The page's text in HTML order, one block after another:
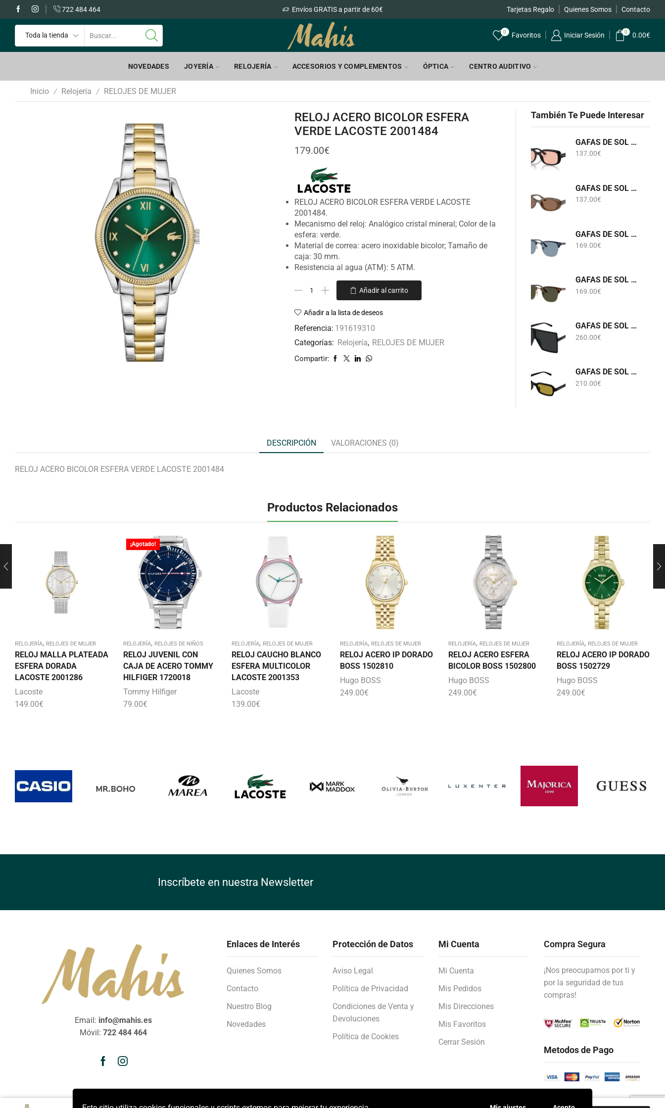
722 484 464
a partir de 60€ Envíos GRATIS a partir de 60€ Envíos GRATIS a
Tarjetas Regalo Quienes Somos Contacto
0 Favoritos Iniciar Sesión 0 0.00€
NOVEDADES JOYERÍA RELOJERÍA ACCESORIOS Y COMPLEMENTOS ÓPTICA CENTRO AUDITIVO
Inicio / Relojería / RELOJES DE MUJER
RELOJ ACERO BICOLOR ESFERA
VERDE LACOSTE 2001484
179.00€
RELOJ ACERO BICOLOR ESFERA VERDE LACOSTE
2001484.
Mecanismo del reloj: Analógico cristal mineral; Color de la
esfera: verde.
Material de correa: acero inoxidable bicolor; Tamaño de
caja: 30 mm.
Resistencia al agua (ATM): 5 ATM.
Añadir al carrito
Añadir a la lista de deseos
Referencia: 191619310
Categorías: Relojería, RELOJES DE MUJER
Compartir:
También Te Puede Interesar
GAFAS DE SOL RB 4421D 6677/84 RAY-BAN
137.00€
GAFAS DE SOL RB 4441D 6779/73 RAY-BAN
137.00€
GAFAS DE SOL RB 3016 CLUBMASTER 6879/56 RAY-BAN
169.00€
GAFAS DE SOL RB 3016 CLUBMASTER W0366 RAY-BAN
169.00€
GAFAS DE SOL SL 909 BETTY S 001 SAINT LAURENT
260.00€
GAFAS DE SOL SL 908 002 SAINT LAURENT
210.00€
DESCRIPCIÓN VALORACIONES (0)
RELOJ ACERO BICOLOR ESFERA VERDE LACOSTE 2001484
Productos Relacionados
RELOJERÍA, RELOJES DE MUJER
RELOJ MALLA PLATEADA
ESFERA DORADA
LACOSTE 2001286
Lacoste
149.00€
¡Agotado!
RELOJERÍA, RELOJES DE NIÑOS
RELOJ JUVENIL CON
CAJA DE ACERO TOMMY
HILFIGER 1720018
Tommy Hilfiger
79.00€
RELOJERÍA, RELOJES DE MUJER
RELOJ CAUCHO BLANCO
ESFERA MULTICOLOR
LACOSTE 2001353
Lacoste
139.00€
RELOJERÍA, RELOJES DE MUJER
RELOJ ACERO IP DORADO
BOSS 1502810
Hugo BOSS
249.00€
RELOJERÍA, RELOJES DE MUJER
RELOJ ACERO ESFERA
BICOLOR BOSS 1502800
Hugo BOSS
249.00€
RELOJERÍA, RELOJES DE MUJER
RELOJ ACERO IP DORADO
BOSS 1502729
Hugo BOSS
249.00€
Inscríbete en nuestra Newsletter
Email: info@mahis.es
Móvil: 722 484 464
Enlaces de Interés
Quienes Somos
Contacto
Nuestro Blog
Novedades
Protección de Datos
Aviso Legal
Política de Privacidad
Condiciones de Venta y
Devoluciones
Política de Cookies
Mi Cuenta
Mi Cuenta
Mis Pedidos
Mis Direcciones
Mis Favoritos
Cerrar Sesión
Compra Segura
¡Nos preocupamos por ti y
por la seguridad de tus
compras!
Metodos de Pago